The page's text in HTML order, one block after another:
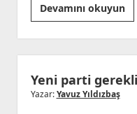
Devamını okuyun
Yeni parti
Yazar:Yavuz Yıldızbaş